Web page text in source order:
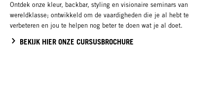
Ontdek onze kleur, backbar, styling en visionaire seminars van
wereldklasse; ontwikkeld om de vaardigheden die je al hebt te
verbeteren en jou te helpen nog beter te doen wat je al doet.
BEKIJK HIER ONZE CURSUSBROCHURE